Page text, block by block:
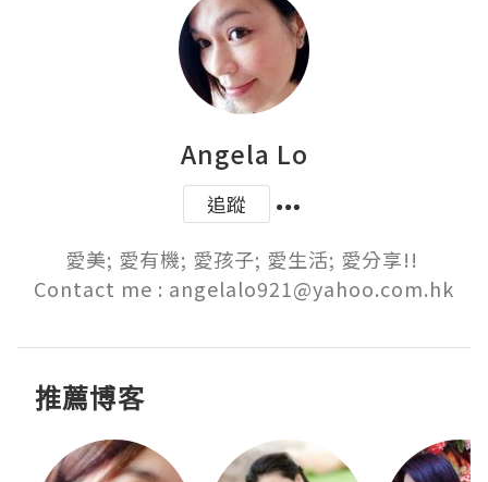
Angela Lo
追蹤
愛美; 愛有機; 愛孩子; 愛生活; 愛分享!!
Contact me : angelalo921@yahoo.com.hk
推薦博客